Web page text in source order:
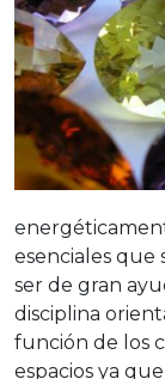
esenciales que
ser de gran
disciplina
función de los
espacios ya